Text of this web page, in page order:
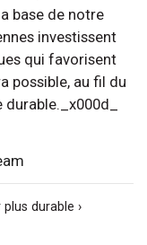
base de notre
investissent
qui favorisent
possible, au fil du
durable ›